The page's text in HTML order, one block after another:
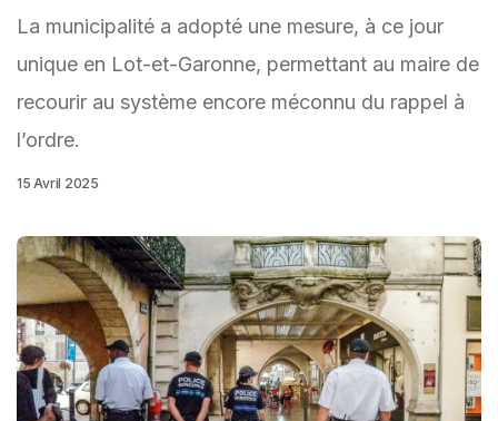
La municipalité a adopté une mesure, à ce jour
unique en Lot-et-Garonne, permettant au maire de
recourir au système encore méconnu du rappel à
l’ordre.
15 Avril 2025